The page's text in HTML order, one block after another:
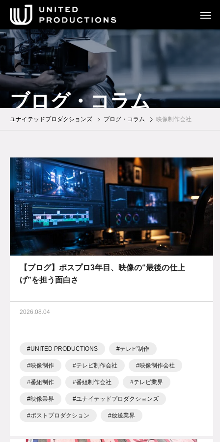
ブログ・コラム
ユナイテッドプロダクションズ ブログ・コラム 映像制作会社
【ブログ】ポスプロ3年目、映像の“最後の仕上
げ”を担う面白さ
2026.08.04
UNITED PRODUCTIONS テレビ制作
映像制作 テレビ制作会社 映像制作会社
番組制作 番組制作会社 テレビ業界
映像業界 ユナイテッドプロダクションズ
ポストプロダクション 放送業界